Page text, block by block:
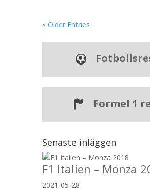
« Older Entries
Formel 1
Senaste inläggen
F1 Italien – Monza
2021-05-28